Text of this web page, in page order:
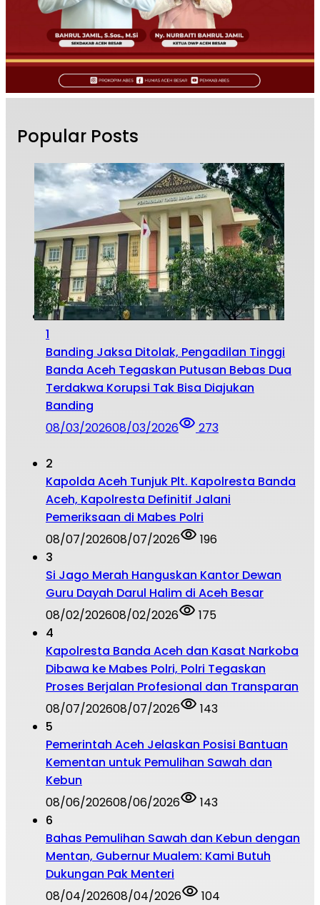
Popular Posts
1
Banding Jaksa Ditolak, Pengadilan Tinggi
Banda Aceh Tegaskan Putusan Bebas Dua
Terdakwa Korupsi Tak Bisa Diajukan
Banding
08/03/202608/03/2026 273
2
Kapolda Aceh Tunjuk Plt. Kapolresta Banda
Aceh, Kapolresta Definitif Jalani
Pemeriksaan di Mabes Polri
08/07/202608/07/2026
196
3
Si Jago Merah Hanguskan Kantor Dewan
Guru Dayah Darul Halim di Aceh Besar
08/02/202608/02/2026
175
4
Kapolresta Banda Aceh dan Kasat Narkoba
Dibawa ke Mabes Polri, Polri Tegaskan
Proses Berjalan Profesional dan Transparan
08/07/202608/07/2026
143
5
Pemerintah Aceh Jelaskan Posisi Bantuan
Kementan untuk Pemulihan Sawah dan
Kebun
08/06/202608/06/2026
143
6
Bahas Pemulihan Sawah dan Kebun dengan
Mentan, Gubernur Mualem: Kami Butuh
Dukungan Pak Menteri
08/04/202608/04/2026
104